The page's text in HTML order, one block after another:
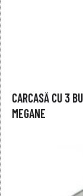
CARCASĂ CU 3
MEGANE